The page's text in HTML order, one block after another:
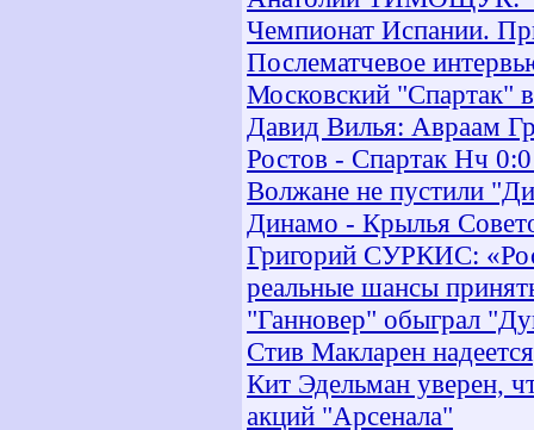
Чемпионат Испании.
Послематчевое
Московский "Спартак"
Давид Вилья: Авраам
Ростов - Спартак Нч
Волжане не пустили
Динамо - Крылья
Григорий СУРКИС:
реальные шансы
"Ганновер" обыграл
Стив Макларен
Кит Эдельман уверен,
акций "Арсенала"